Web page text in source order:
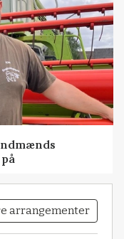
arrangementer